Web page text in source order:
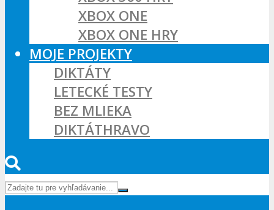
XBOX ONE
XBOX ONE HRY
MOJE PROJEKTY
DIKTÁTY
LETECKÉ TESTY
BEZ MLIEKA
DIKTÁTHRAVO